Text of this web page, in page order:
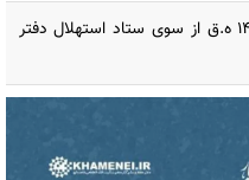
گزارش استهلال ماه رمضان المبارک ۱۴۴۷ ه‌.ق از سوی ستاد استهلال دفتر